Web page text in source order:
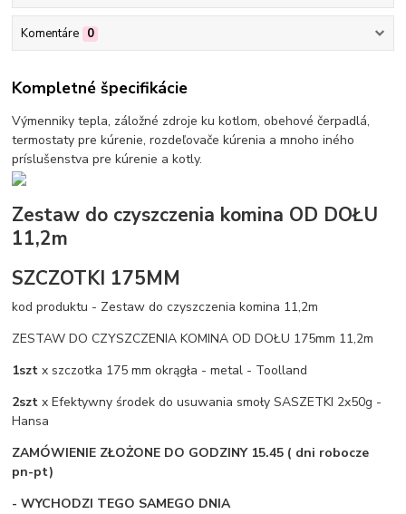
Komentáre 0
Kompletné špecifikácie
Výmenniky tepla, záložné zdroje ku kotlom, obehové čerpadlá,
termostaty pre kúrenie, rozdeľovače kúrenia a mnoho iného
príslušenstva pre kúrenie a kotly.
Zestaw do czyszczenia komina OD DOŁU
11,2m
SZCZOTKI 175MM
kod produktu - Zestaw do czyszczenia komina 11,2m
ZESTAW DO CZYSZCZENIA KOMINA OD DOŁU 175mm 11,2m
1szt x szczotka 175 mm okrągła - metal - Toolland
2sztx Efektywny środek do usuwania smoły SASZETKI 2x50g -
Hansa
ZAMÓWIENIE ZŁOŻONE DO GODZINY 15.45 ( dni robocze
pn-pt)
- WYCHODZI TEGO SAMEGO DNIA